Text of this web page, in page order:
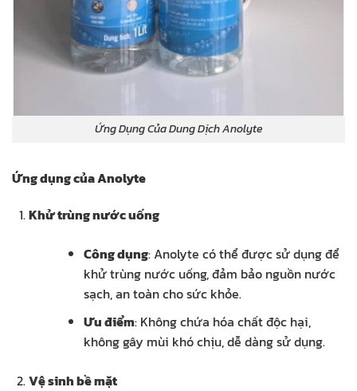
Ứng Dụng Của Dung Dịch Anolyte
Ứng dụng của Anolyte
Khử trùng nước uống
Công dụng: Anolyte có thể được sử dụng để
khử trùng nước uống, đảm bảo nguồn nước
sạch, an toàn cho sức khỏe.
Ưu điểm: Không chứa hóa chất độc hại,
không gây mùi khó chịu, dễ dàng sử dụng.
Vệ sinh bề mặt